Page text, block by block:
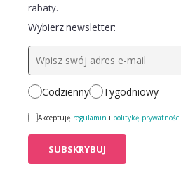
rabaty.
Wybierz newsletter:
Codzienny Tygodniowy
Akceptuję regulamin i politykę prywatności